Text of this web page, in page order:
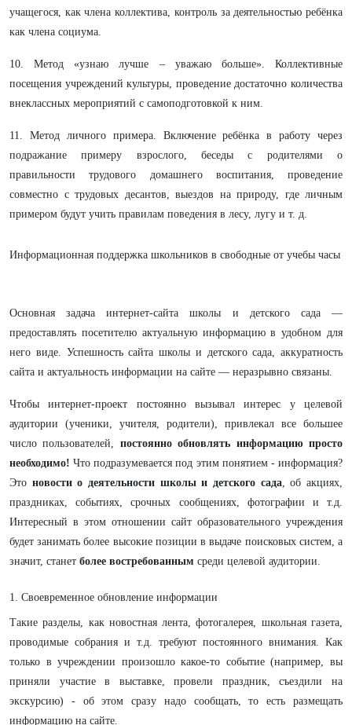
учащегося, как члена коллектива, контроль за деятельностью ребёнка
как члена социума.
10. Метод «узнаю лучше – уважаю больше». Коллективные
посещения учреждений культуры, проведение достаточно количества
внеклассных мероприятий с самоподготовкой к ним.
11. Метод личного примера. Включение ребёнка в работу через
подражание примеру взрослого, беседы с родителями о
правильности трудового домашнего воспитания, проведение
совместно с трудовых десантов, выездов на природу, где личным
примером будут учить правилам поведения в лесу, лугу и т. д.
Информационная поддержка школьников в свободные от учебы часы
Основная задача интернет-сайта школы и детского сада —
предоставлять посетителю актуальную информацию в удобном для
него виде. Успешность сайта школы и детского сада, аккуратность
сайта и актуальность информации на сайте — неразрывно связаны.
Чтобы интернет-проект постоянно вызывал интерес у целевой
аудитории (ученики, учителя, родители), привлекал все большее
число пользователей, постояннообновлять информацию просто
необходимо! Что подразумевается под этим понятием - информация?
Это новости о деятельности школы и детского сада, об акциях,
праздниках, событиях, срочных сообщениях, фотографии и т.д.
Интересный в этом отношении сайт образовательного учреждения
будет занимать более высокие позиции в выдаче поисковых систем, а
значит, станет более востребованным среди целевой аудитории.
1. Своевременное обновление информации
Такие разделы, как новостная лента, фотогалерея, школьная газета,
проводимые собрания и т.д. требуют постоянного внимания. Как
только в учреждении произошло какое-то событие (например, вы
приняли участие в выставке, провели праздник, съездили на
экскурсию) - об этом сразу надо сообщать, то есть размещать
информацию на сайте.